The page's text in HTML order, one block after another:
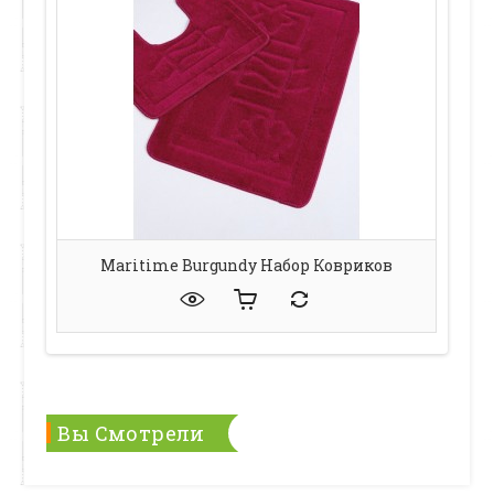
Maritime Burgundy Набор Ковриков
Вы Смотрели